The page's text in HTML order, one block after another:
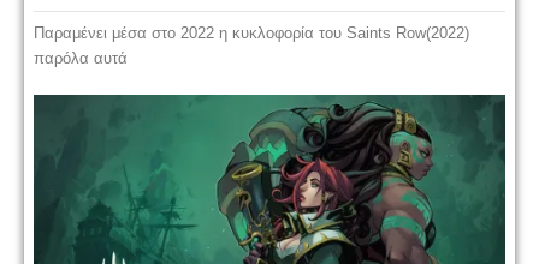
Παραμένει μέσα στο 2022 η κυκλοφορία του Saints Row(2022)
παρόλα αυτά